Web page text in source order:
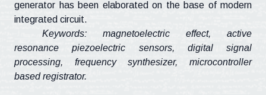
generator has been elaborated on the base of modern
integrated circuit.
Keywords:magnetoelectric effect, active
resonance piezoelectric sensors, digital signal
processing, frequency synthesizer, microcontroller
basedregistrator.